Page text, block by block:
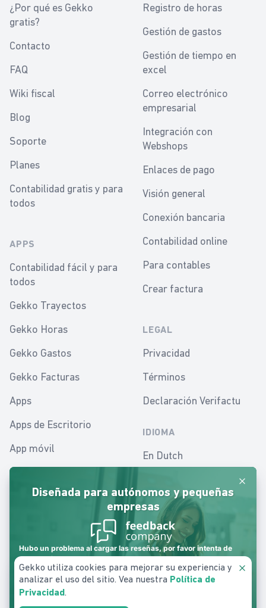
Cerrar
Diseñada para autónomos y pequeñas
empresas
Hubo un problema al cargar las reseñas, por favor intenta de
nuevo más tarde.
Gekko utiliza cookies para mejorar su experiencia y
analizar el uso del sitio. Vea nuestra Política de
Privacidad .
Cerrar
¿Por qué es Gekko
gratis?
Contacto
FAQ
Wiki fiscal
Blog
Soporte
Planes
Contabilidad gratis y para
todos
APPS
Contabilidad fácil y para
todos
Gekko Trayectos
Gekko Horas
Gekko Gastos
Gekko Facturas
Apps
Apps de Escritorio
App móvil
Apps para contabilidad
Herramientas financieras
Registro de horas
Gestión de gastos
Gestión de tiempo en
excel
Correo electrónico
empresarial
Integración con
Webshops
Enlaces de pago
Visión general
Conexión bancaria
Contabilidad online
Para contables
Crear factura
LEGAL
Privacidad
Términos
Declaración Verifactu
IDIOMA
En Dutch
En Español
En Dutch - Belgium
En Polish